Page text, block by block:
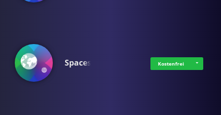
Spaces Kostenfrei